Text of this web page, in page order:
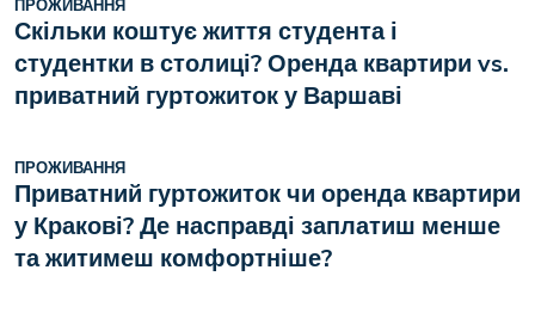
ПРОЖИВАННЯ
Скільки коштує життя студента і
студентки в столиці? Оренда квартири vs.
приватний гуртожиток у Варшаві
ПРОЖИВАННЯ
Приватний гуртожиток чи оренда квартири
у Кракові? Де насправді заплатиш менше
та житимеш комфортніше?